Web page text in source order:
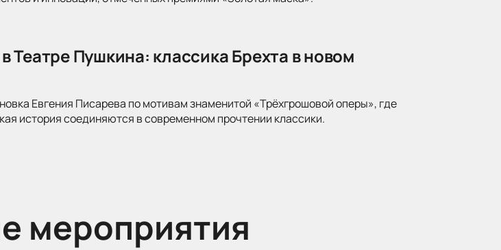
Театре Пушкина: классика Брехта в новом
Евгения Писарева по мотивам знаменитой «Трёхгрошовой оперы», где
история соединяются в современном прочтении классики.
мероприятия